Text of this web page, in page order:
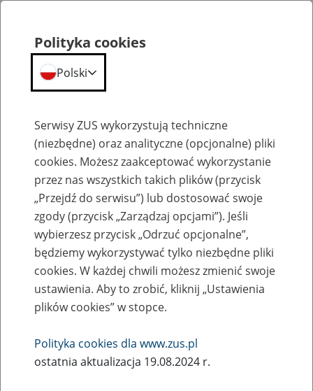
Kalendarium
Polityka cookies
Polski
Serwisy ZUS wykorzystują techniczne
(niezbędne) oraz analityczne (opcjonalne) pliki
cookies. Możesz zaakceptować wykorzystanie
przez nas wszystkich takich plików (przycisk
„Przejdź do serwisu”) lub dostosować swoje
zgody (przycisk „Zarządzaj opcjami”). Jeśli
wybierzesz przycisk „Odrzuć opcjonalne”,
będziemy wykorzystywać tylko niezbędne pliki
cookies. W każdej chwili możesz zmienić swoje
ustawienia. Aby to zrobić, kliknij „Ustawienia
plików cookies” w stopce.
Polityka cookies dla www.zus.pl
ostatnia aktualizacja 19.08.2024 r.